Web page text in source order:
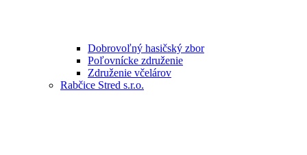
Dobrovoľný hasičský zbor
Poľovnícke združenie
Združenie včelárov
Rabčice Stred s.r.o.